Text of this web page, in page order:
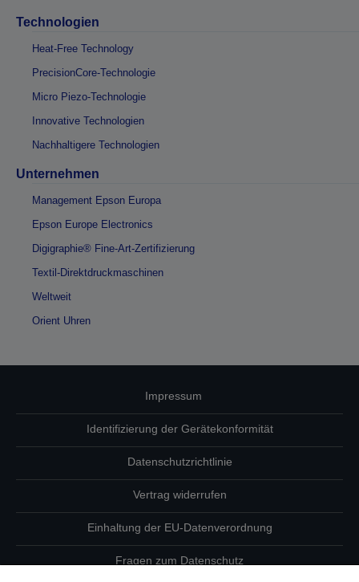
Technologien
Heat-Free Technology
PrecisionCore-Technologie
Micro Piezo-Technologie
Innovative Technologien
Nachhaltigere Technologien
Unternehmen
Management Epson Europa
Epson Europe Electronics
Digigraphie® Fine-Art-Zertifizierung
Textil-Direktdruckmaschinen
Weltweit
Orient Uhren
Impressum
Identifizierung der Gerätekonformität
Datenschutzrichtlinie
Vertrag widerrufen
Einhaltung der EU-Datenverordnung
Fragen zum Datenschutz